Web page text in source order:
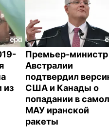
из
Премьер-министр
Австралии
подтвердил
США и Канады о
попадании в
МАУ иранской
ракеты